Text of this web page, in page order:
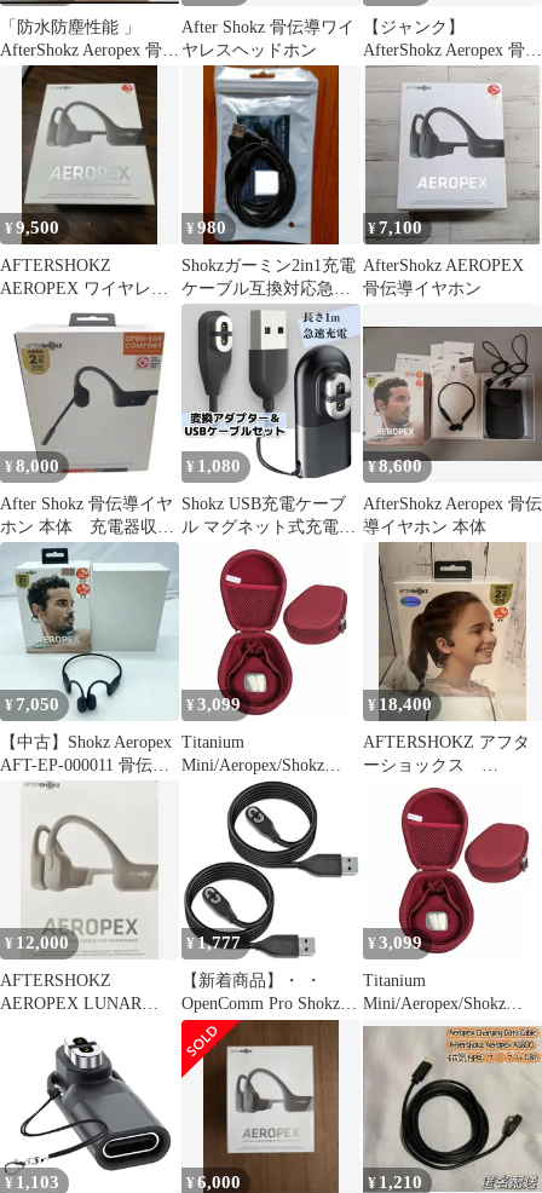
「防水防塵性能 」
AfterShokz Aeropex 骨伝
導イヤホンGrey
After Shokz 骨伝導ワイ
ヤレスヘッドホン
【ジャンク】
AfterShokz Aeropex 骨伝
導イヤホン 付属品付き
¥9,500
AFTERSHOKZ
AEROPEX ワイヤレス
骨伝導イヤホン
¥980
Shokzガーミン2in1充電
ケーブル互換対応急速
充電USBケーブル対応
¥7,100
AfterShokz AEROPEX
骨伝導イヤホン
¥ 8,000
After Shokz 骨伝導イヤ
ホン 本体 充電器収納
ケースSET 箱付き
¥ 1,080
Shokz USB充電ケーブ
ル マグネット式充電ケ
ーブル 骨伝導イヤホン
磁気 充電器 ワイヤレス
ヘッドホン
OpenRun/OpenRun Pro
S810 / OpenRun Mini 各
１個 1M 急速
¥8,600
AfterShokz Aeropex 骨伝
導イヤホン 本体
¥ 7,050
【中古】Shokz Aeropex
AFT-EP-000011 骨伝導
イヤホン コズミックブ
ラック ワイヤレス 2019
年[19]
¥ 3,099
Titanium
Mini/Aeropex/Shokz
OpenRun Pro/TREKZ
AIR 骨伝導ワイヤレス
ヘッドホン
AS650/AS800 専用保護
旅行収納キャリングケ
ース-Hermitshell(レッ
ド)
¥ 18,400
AFTERSHOKZ アフタ
ーショックス
AEROPEX PLAY
¥ 12,000
AFTERSHOKZ
AEROPEX LUNAR
¥ 1,777
【新着商品】・ ・
OpenComm Pro Shokz・
OpenRun OpenRun Mini
OpenRun Shokz Shokz
骨伝導イヤホン Shokz
との互換性あり、
Aeropex shokz
Aftershokz 充電ケーブ
ル (旧Aft
¥ 3,099
Titanium
Mini/Aeropex/Shokz
OpenRun Pro/TREKZ
AIR 骨伝導ワイヤレス
ヘッドホン
AS650/AS800 専用保護
旅行収納キャリングケ
ース-Hermitshell(レッ
ド)
¥ 1,103 ¥6,000 ¥ 1,210